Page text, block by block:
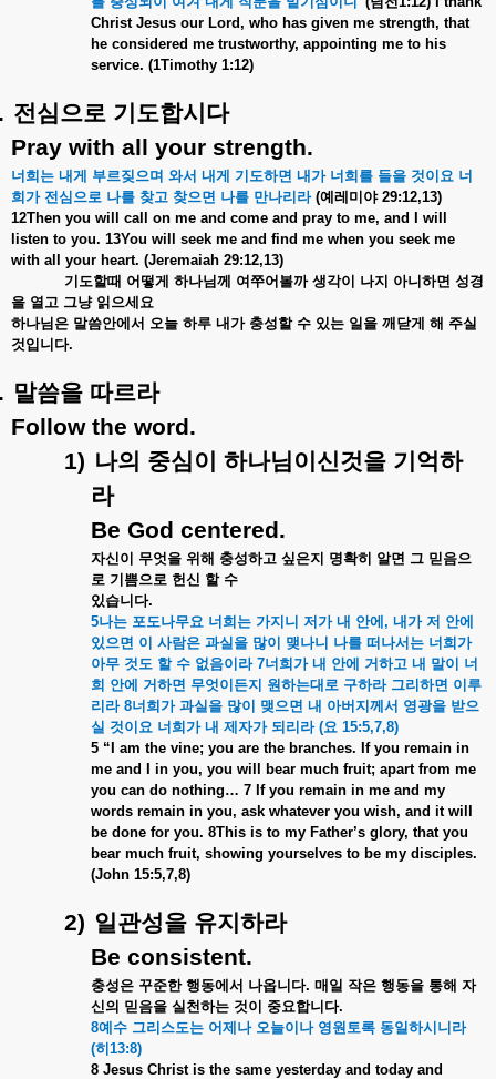
Christ Jesus our Lord, who has given me strength, that
he considered me trustworthy, appointing me to his
service. (1Timothy 1:12)
전심으로 기도합시다
Pray with all your strength.
너희는 내게 부르짖으며 와서 내게 기도하면 내가 너희를 들을 것이요 너
희가 전심으로 나를 찾고 찾으면 나를 만나리라 (예레미야29:12,13)
12Then you will call on me and come and pray to me, and I will
listen to you. 13You will seek me and find me when you seek me
with all your heart. (Jeremaiah 29:12,13)
기도할때 어떻게 하나님께 여쭈어볼까 생각이 나지 아니하면 성경
을 열고 그냥 읽으세요
하나님은 말씀안에서 오늘 하루 내가 충성할 수 있는 일을 깨닫게 해 주실
것입니다.
말씀을 따르라
Follow the word.
1) 나의 중심이 하나님이신것을 기억하
라
Be God centered.
자신이 무엇을 위해 충성하고 싶은지 명확히 알면 그 믿음으
로 기쁨으로 헌신 할 수
있습니다.
5나는 포도나무요 너희는 가지니 저가 내 안에 , 내가 저 안에
있으면 이 사람은 과실을 많이 맺나니 나를 떠나서는 너희가
아무 것도 할 수 없음이라7너희가 내 안에 거하고 내 말이
너
희 안에 거하면 무엇이든지 원하는대로 구하라 그리하면 이루
리라8너희가 과실을 많이 맺으면 내 아버지께서 영광을 받으
실 것이요 너희가 내 제자가 되리라(요 15:5,7,8)
5 “I am the vine; you are the branches. If you remain in
me and I in you, you will bear much fruit; apart from me
you can do nothing… 7 If you remain in me and my
words remain in you, ask whatever you wish, and it will
be done for you. 8This is to my Father’s glory, that you
bear much fruit, showing yourselves to be my disciples.
(John 15:5,7,8)
2) 일관성을 유지하라
Be consistent.
충성은 꾸준한 행동에서 나옵니다. 매일 작은 행동을 통해 자
신의 믿음을 실천하는 것이 중요합니다.
8예수 그리스도는 어제나 오늘이나 영원토록 동일하시니라
(히 13:8)
8 Jesus Christ is the same yesterday and today and